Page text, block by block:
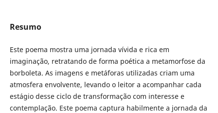
Resumo
Este poema mostra uma jornada vívida e rica em
imaginação, retratando de forma poética a metamorfose da
borboleta. As imagens e metáforas utilizadas criam uma
atmosfera envolvente, levando o leitor a acompanhar cada
estágio desse ciclo de transformação com interesse e
contemplação. Este poema captura habilmente a jornada da